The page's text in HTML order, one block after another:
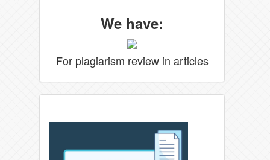
We have:
For plagiarism review in articles